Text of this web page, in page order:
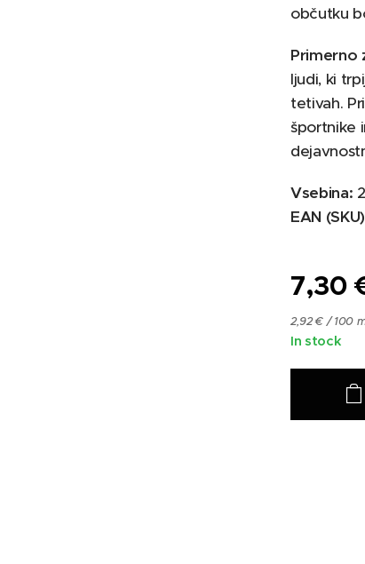
občutku
Primerno
ljudi, ki
tetivah.
športnike
Vsebina:
EAN
7,30
2,92 € / 100
In stock